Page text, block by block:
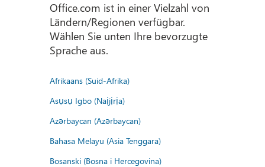
Office.com ist in einer Vielzahl von
Ländern/Regionen verfügbar.
Wählen Sie unten Ihre bevorzugte
Sprache aus.
Afrikaans (Suid-Afrika)
Asụsụ Igbo (Naịjịrịa)
Azərbaycan (Azərbaycan)
Bahasa Melayu (Asia Tenggara)
Bosanski (Bosna i Hercegovina)